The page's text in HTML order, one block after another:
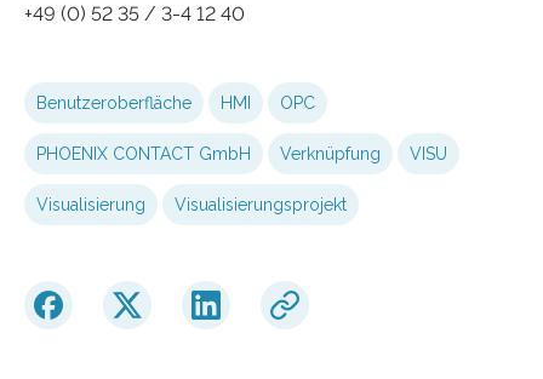
+49 (0) 52 35 / 3-4 12 40
Benutzeroberfläche HMI OPC
PHOENIX CONTACT GmbH Verknüpfung VISU
Visualisierung Visualisierungsprojekt